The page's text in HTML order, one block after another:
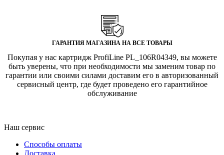
ГАРАНТИЯ МАГАЗИНА НА ВСЕ ТОВАРЫ
Покупая у нас картридж ProfiLine PL_106R04349, вы можете
быть уверены, что при необходимости мы заменим товар по
гарантии или своими силами доставим его в авторизованный
сервисный центр, где будет проведено его гарантийное
обслуживание
Наш сервис
Способы оплаты
Доставка